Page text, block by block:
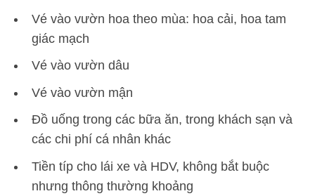
Vé vào vườn hoa theo mùa: hoa cải, hoa tam
giác mạch
Vé vào vườn dâu
Vé vào vườn mận
Đồ uống trong các bữa ăn, trong khách sạn và
các chi phí cá nhân khác
Tiền típ cho lái xe và HDV, không bắt buộc
nhưng thông thường khoảng